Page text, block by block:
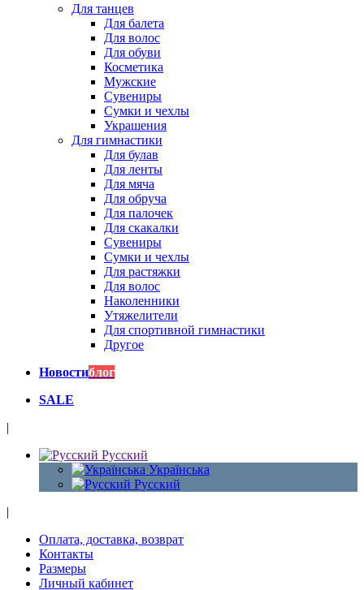
Для танцев
Для балета
Для волос
Для обуви
Косметика
Мужские
Сувениры
Сумки и чехлы
Украшения
Для гимнастики
Для булав
Для ленты
Для мяча
Для обруча
Для палочек
Для скакалки
Сувениры
Сумки и чехлы
Для растяжки
Для волос
Наколенники
Утяжелители
Для спортивной гимнастики
Другое
Новостиблог
SALE
|
Русский
Українська
Русский
|
Оплата, доставка, возврат
Контакты
Размеры
Личный кабинет